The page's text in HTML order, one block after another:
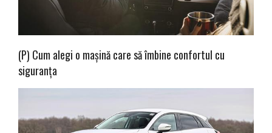
(P) Cum alegi o mașină care să îmbine confortul cu
siguranța